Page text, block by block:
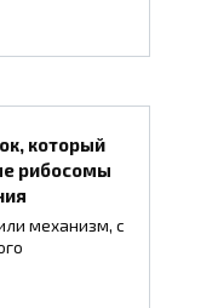
который
рибосомы
механизм, с